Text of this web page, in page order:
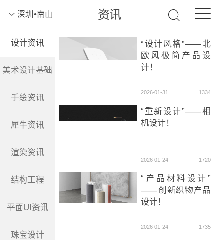
深圳•南山 资讯
设计资讯
美术设计基础
手绘资讯
犀牛资讯
渲染资讯
结构工程
平面UI资讯
珠宝设计
“设计风格”——北
欧风极简产品设
计！
2026-01-31 1334
“重新设计”——相
机设计！
2026-01-24 1720
“产品材料设计”
——创新织物产品
设计！
2026-01-24 1735